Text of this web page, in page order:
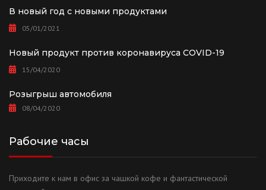
В новый год с новыми продуктами
05/01/2021
Новый продукт против коронавируса COVID-19
15/04/2020
Розыгрыш автомобиля
08/04/2020
Рабочие часы
Приходите к нам в офис за чашкой кофе и фантастической